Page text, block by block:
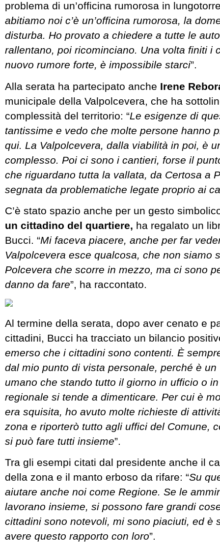
problema di un’officina rumorosa in
abitiamo noi c’è un’officina rumorosa, la
disturba. Ho provato a chiedere a tutte le
rallentano, poi ricominciano. Una volta finiti i
nuovo rumore forte, è impossibile starci”.
Alla serata ha partecipato anche Irene
municipale della Valpolcevera, che ha
complessità del territorio: “Le esigenze di
tantissime e vedo che molte persone hanno
qui. La Valpolcevera, dalla viabilità in poi, è
complesso. Poi ci sono i cantieri, forse il
che riguardano tutta la vallata, da Certosa a
segnata da problematiche legate proprio ai
C’è stato spazio anche per un gesto
un cittadino del quartiere, ha regalato un
Bucci. “Mi faceva piacere, anche per far
Valpolcevera esce qualcosa, che non siamo
Polcevera che scorre in mezzo, ma ci sono
danno da fare”, ha raccontato.
Al termine della serata, dopo aver cenato e
cittadini, Bucci ha tracciato un bilancio
emerso che i cittadini sono contenti. È
dal mio punto di vista personale, perché è un
umano che stando tutto il giorno in ufficio o
regionale si tende a dimenticare. Per cui è
era squisita, ho avuto molte richieste di
zona e riporterò tutto agli uffici del Comune,
si può fare tutti insieme”.
Tra gli esempi citati dal presidente anche il
della zona e il manto erboso da rifare: “Su
aiutare anche noi come Regione. Se le
lavorano insieme, si possono fare grandi
cittadini sono notevoli, mi sono piaciuti, ed è
avere questo rapporto con loro”.